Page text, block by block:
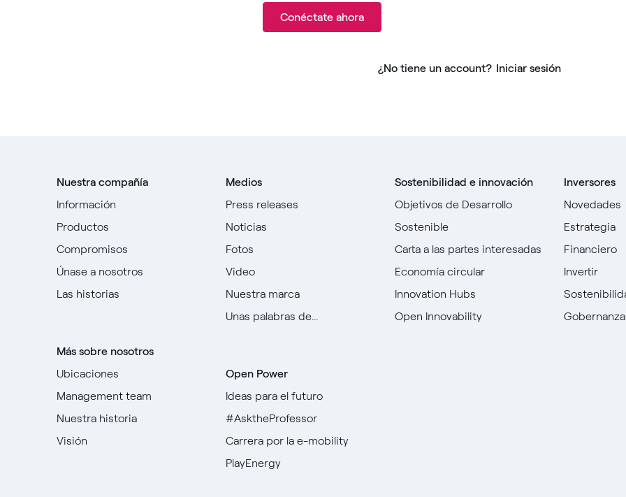
Conéctate ahora
¿No tiene un account? Iniciar sesión
Nuestra compañía
Información
Productos
Compromisos
Únase a nosotros
Las historias
Más sobre nosotros
Ubicaciones
Management team
Nuestra historia
Visión
Medios
Press releases
Noticias
Fotos
Video
Nuestra marca
Unas palabras de...
Open Power
Ideas para el futuro
#AsktheProfessor
Carrera por la e-mobility
PlayEnergy
Sostenibilidad e innovación
Objetivos de Desarrollo
Sostenible
Carta a las partes interesadas
Economía circular
Innovation Hubs
Open Innovability
Inversores
Novedades
Estrategia
Financiero
Invertir
Gobernanza